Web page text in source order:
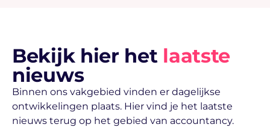
Bekijk hier het laatste
nieuws
Binnen ons vakgebied vinden er dagelijkse
ontwikkelingen plaats. Hier vind je het laatste
nieuws terug op het gebied van accountancy.